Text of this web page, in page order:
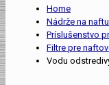
Home
Nádrže na naftu
Príslušenstvo
Filtre pre
Vodu